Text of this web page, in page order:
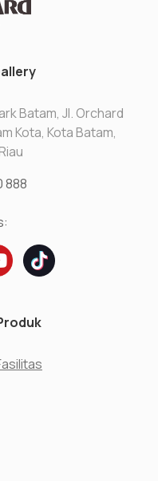
Batam, Jl. Orchard
Kota, Kota Batam,
888